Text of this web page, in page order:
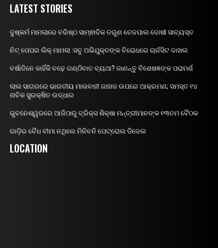
LATEST STORIES
ଦୁଷ୍କର୍ମ ମାମଲାରେ ବରିଷ୍ଠ ସାମ୍ଵାଦିକ ତରୁଣ ତେଜପାଲ ଦୋଷୀ ସାବ୍ୟସ୍ତ
ନିଟ୍ ପେପର ଲିକ୍ ମାମଲା :ସବୁ ଅଭିଯୁକ୍ତଙ୍କ ବିରୋଧରେ ଚାର୍ଜସିଟ ଦାଖଲ
ବର୍ଷାଦିନେ କାହିଁକି ବଢ଼େ ଗଣ୍ଠିବାତ ବ୍ୟଥା? ଜାଣନ୍ତୁ ବିଶେଷଜ୍ଞଙ୍କ ପରାମର୍ଶ
ଲାଲ ସାଗରରେ ଭାରତୀୟ ମାଲବାହୀ ଜାହାଜ ଉପରେ ଆକ୍ରମଣ; ସମସ୍ତ ୧୪
ନାବିକ ସୁରକ୍ଷିତ ଉଦ୍ଧାର
ଭୁବନେଶ୍ୱରରେ ଆଜିଠାରୁ ବ୍ରିକ୍ସ ଶିକ୍ଷା ମନ୍ତ୍ରୀମାନଙ୍କ ୧୩ତମ ବୈଠକ
ଗାଡ଼ିର ବୈଧ ବୀମା ନଥିଲେ ମିଳିବନି ପେଟ୍ରୋଲ ଡିଜେଲ
LOCATION